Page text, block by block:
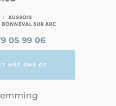
05 99 06
MET ONS OP